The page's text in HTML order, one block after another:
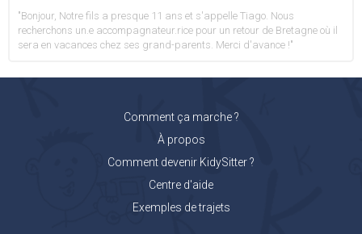
"Bonjour, Notre fils a presque 11 ans et s'appelle Tiago. Nous
recherchons un.e accompagnateur.rice pour un retour de Bretagne où il
sera en vacances chez ses grand-parents. Merci d'avance !"
Comment ça marche ?
À propos
Comment devenir KidySitter ?
Centre d'aide
Exemples de trajets